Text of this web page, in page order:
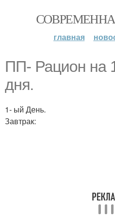
главная
ПП- Рацион на
дня.
1- ый День.
Завтрак: